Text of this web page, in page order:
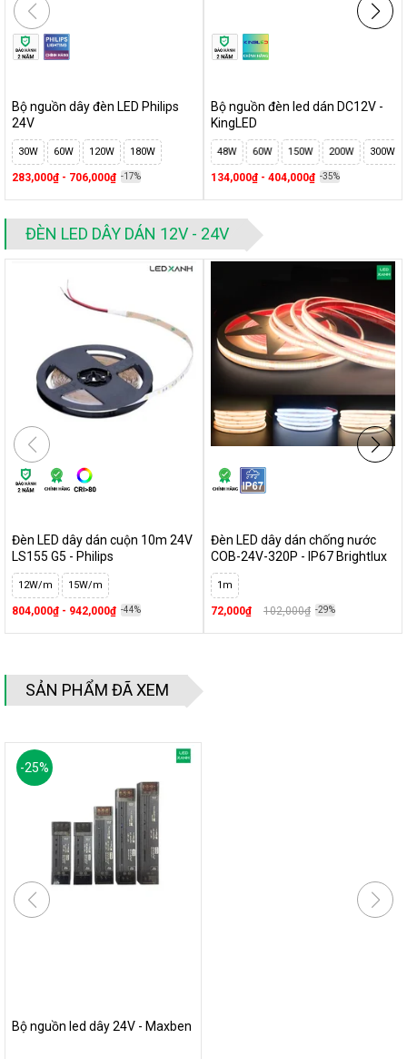
Bộ nguồn dây đèn LED Philips
24V
30W 60W 120W 180W
283,000₫ - 706,000₫ -17%
Bộ nguồn đèn led dán DC12V -
KingLED
48W 60W 150W 200W 300W
134,000₫ - 404,000₫ -35%
ĐÈN LED DÂY DÁN 12V - 24V
Đèn LED dây dán cuộn 10m 24V
LS155 G5 - Philips
12W/m 15W/m
804,000₫ - 942,000₫ -44%
Đèn LED dây dán chống nước
COB-24V-320P - IP67 Brightlux
1m
72,000₫ 102,000₫ -29%
SẢN PHẨM ĐÃ XEM
-25%
Bộ nguồn led dây 24V - Maxben